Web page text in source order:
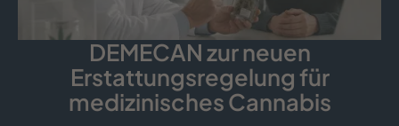
DEMECAN zur neuen
Erstattungsregelung für
medizinisches Cannabis